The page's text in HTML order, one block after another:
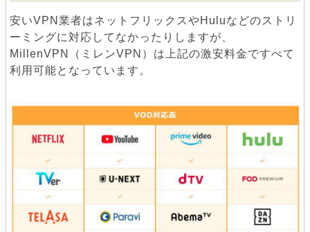
安いVPN業者はネットフリックスやHuluなどのストリ
ーミングに対応してなかったりしますが、
MillenVPN（ミレンVPN）は上記の激安料金ですべて
利用可能となっています。